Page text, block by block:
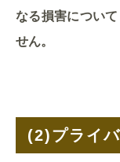
なる損害につい
せん。
(2)プライ